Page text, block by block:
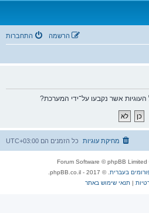
התחברות הרשמה
אשר נקבעו על־ידי המערכת?
כל הזמנים הם UTC+03:00 מחיקת עוגיות
. © 2017 - phpBB.co.il.
|תנאי שימוש באתר